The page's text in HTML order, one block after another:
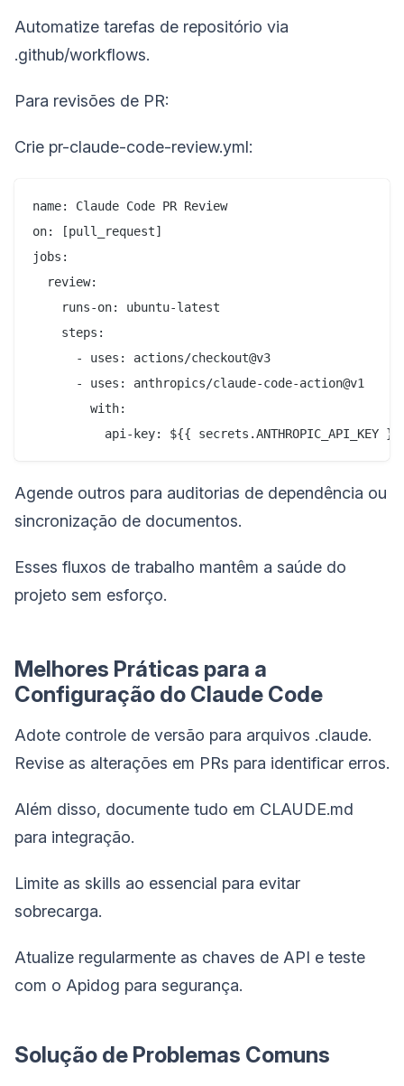
Automatize tarefas de repositório via
.github/workflows.
Para revisões de PR:
Crie pr-claude-code-review.yml:
name: Claude Code PR Review
on: [pull_request]
jobs:
  review:
    runs-on: ubuntu-latest
    steps:
      - uses: actions/checkout@v3
      - uses: anthropics/claude-code-action@v1
        with:
Agende outros para auditorias de dependência ou
sincronização de documentos.
Esses fluxos de trabalho mantêm a saúde do
projeto sem esforço.
Melhores Práticas para a
Configuração do Claude Code
Adote controle de versão para arquivos .claude.
Revise as alterações em PRs para identificar erros.
Além disso, documente tudo em CLAUDE.md
para integração.
Limite as skills ao essencial para evitar
sobrecarga.
Atualize regularmente as chaves de API e teste
com o Apidog para segurança.
Solução de Problemas Comuns